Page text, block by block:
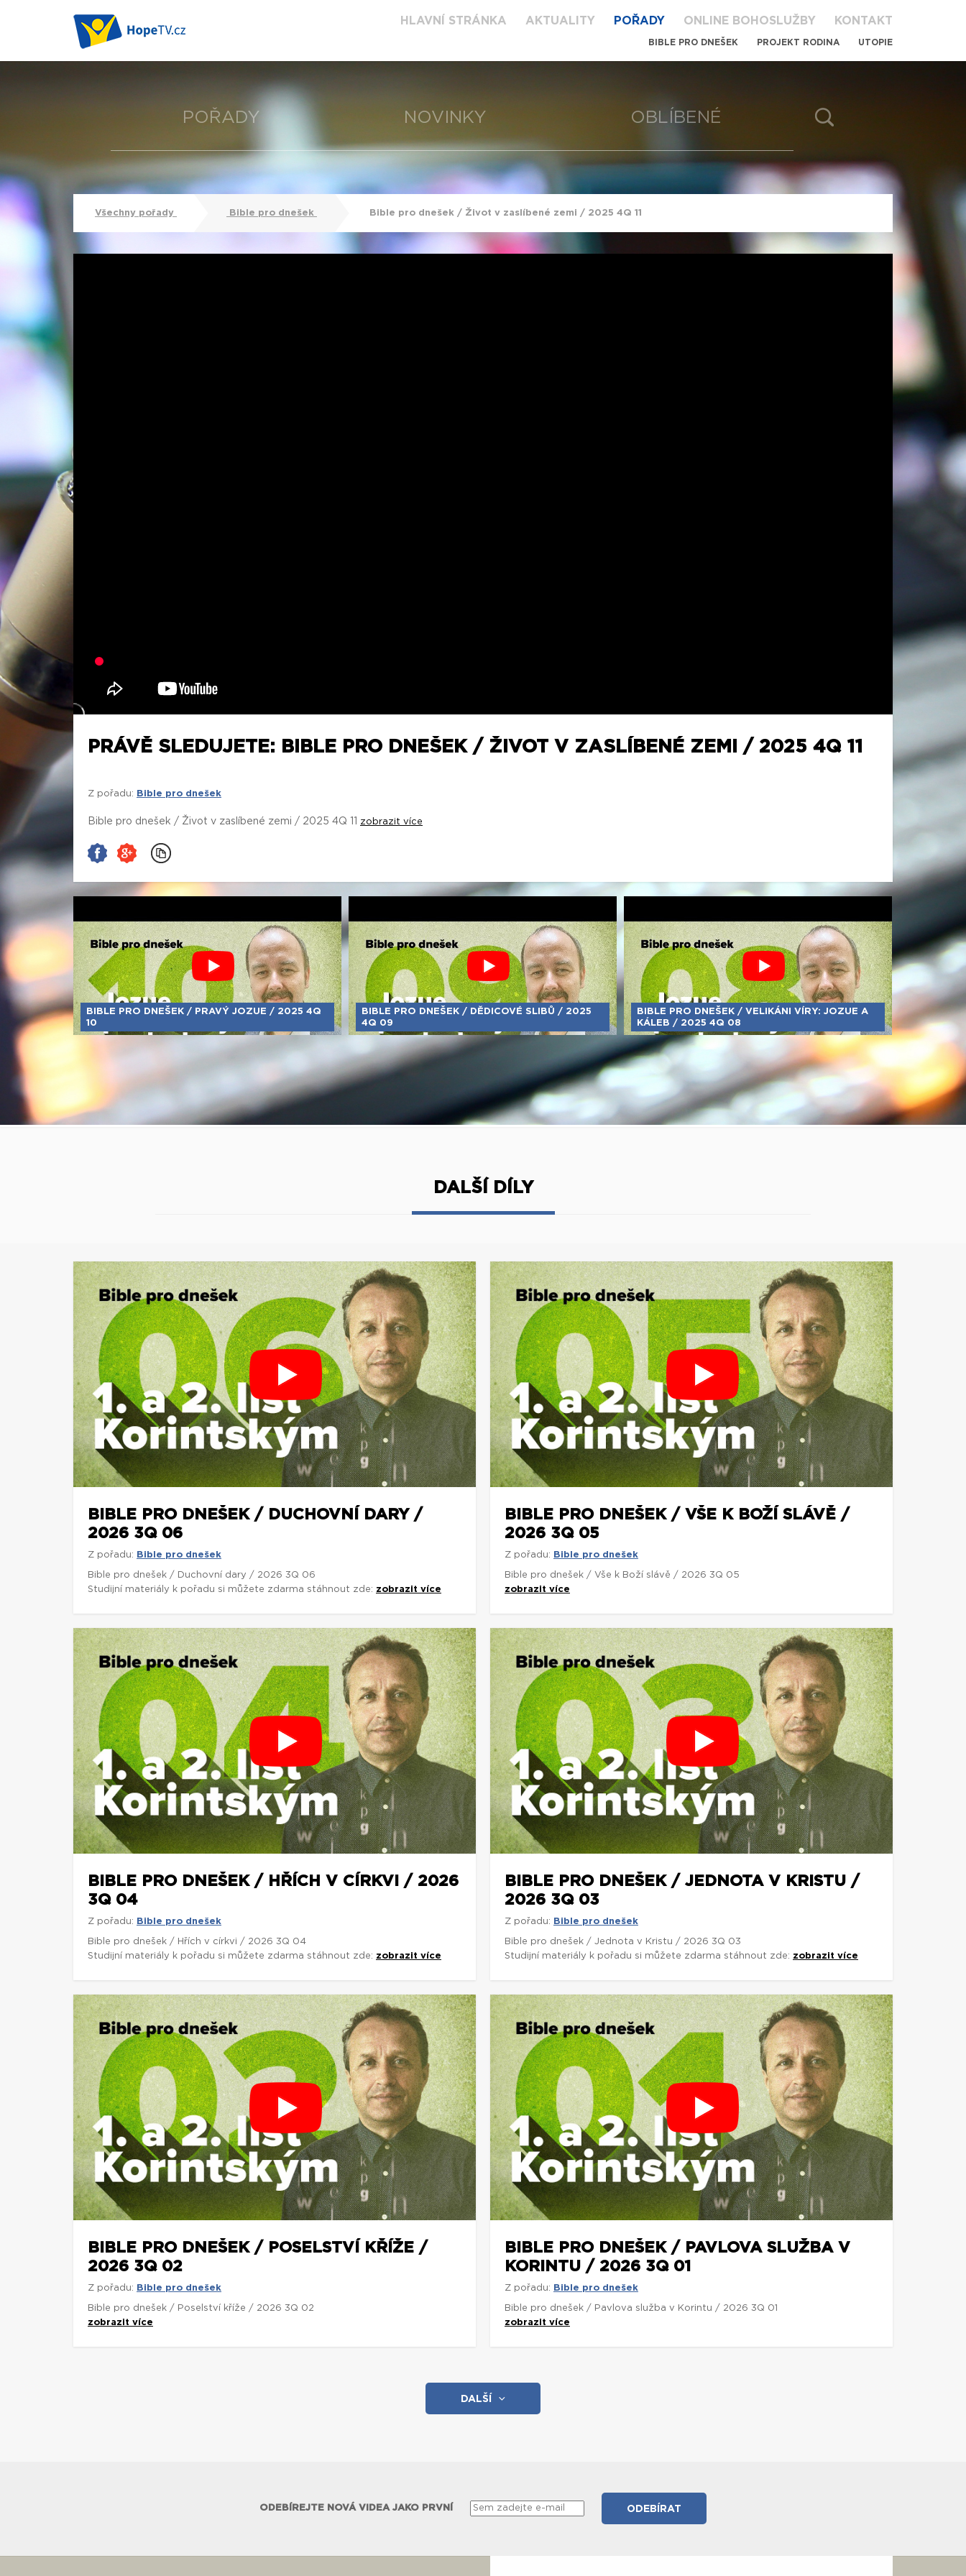
HLAVNÍ STRÁNKA AKTUALITY POŘADY ONLINE BOHOSLUŽBY KONTAKT
BIBLE PRO DNEŠEK PROJEKT RODINA UTOPIE
POŘADY NOVINKY OBLÍBENÉ
Všechny pořady Bible pro dnešek Bible pro dnešek / Život v zaslíbené zemi / 2025 4Q 11
PRÁVĚ SLEDUJETE: BIBLE PRO DNEŠEK / ŽIVOT V ZASLÍBENÉ ZEMI / 2025 4Q 11
Z pořadu: Bible pro dnešek
Bible pro dnešek / Život v zaslíbené zemi / 2025 4Q 11 zobrazit více
BIBLE PRO DNEŠEK / PRAVÝ JOZUE / 2025 4Q
10
BIBLE PRO DNEŠEK / DĚDICOVÉ SLIBŮ / 2025
4Q 09
BIBLE PRO DNEŠEK / VELIKÁNI VÍRY: JOZUE A
KÁLEB / 2025 4Q 08
DALŠÍ DÍLY
BIBLE PRO DNEŠEK / DUCHOVNÍ DARY /
2026 3Q 06
Z pořadu: Bible pro dnešek
Bible pro dnešek / Duchovní dary / 2026 3Q 06
Studijní materiály k pořadu si můžete zdarma stáhnout zde: zobrazit více
BIBLE PRO DNEŠEK / VŠE K BOŽÍ SLÁVĚ /
2026 3Q 05
Z pořadu: Bible pro dnešek
Bible pro dnešek / Vše k Boží slávě / 2026 3Q 05
zobrazit více
BIBLE PRO DNEŠEK / HŘÍCH V CÍRKVI / 2026
3Q 04
Z pořadu: Bible pro dnešek
Bible pro dnešek / Hřích v církvi / 2026 3Q 04
Studijní materiály k pořadu si můžete zdarma stáhnout zde: zobrazit více
BIBLE PRO DNEŠEK / JEDNOTA V KRISTU /
2026 3Q 03
Z pořadu: Bible pro dnešek
Bible pro dnešek / Jednota v Kristu / 2026 3Q 03
Studijní materiály k pořadu si můžete zdarma stáhnout zde: zobrazit více
BIBLE PRO DNEŠEK / POSELSTVÍ KŘÍŽE /
2026 3Q 02
Z pořadu: Bible pro dnešek
Bible pro dnešek / Poselství kříže / 2026 3Q 02
zobrazit více
BIBLE PRO DNEŠEK / PAVLOVA SLUŽBA V
KORINTU / 2026 3Q 01
Z pořadu: Bible pro dnešek
Bible pro dnešek / Pavlova služba v Korintu / 2026 3Q 01
zobrazit více
DALŠÍ
ODEBÍREJTE NOVÁ VIDEA JAKO PRVNÍ